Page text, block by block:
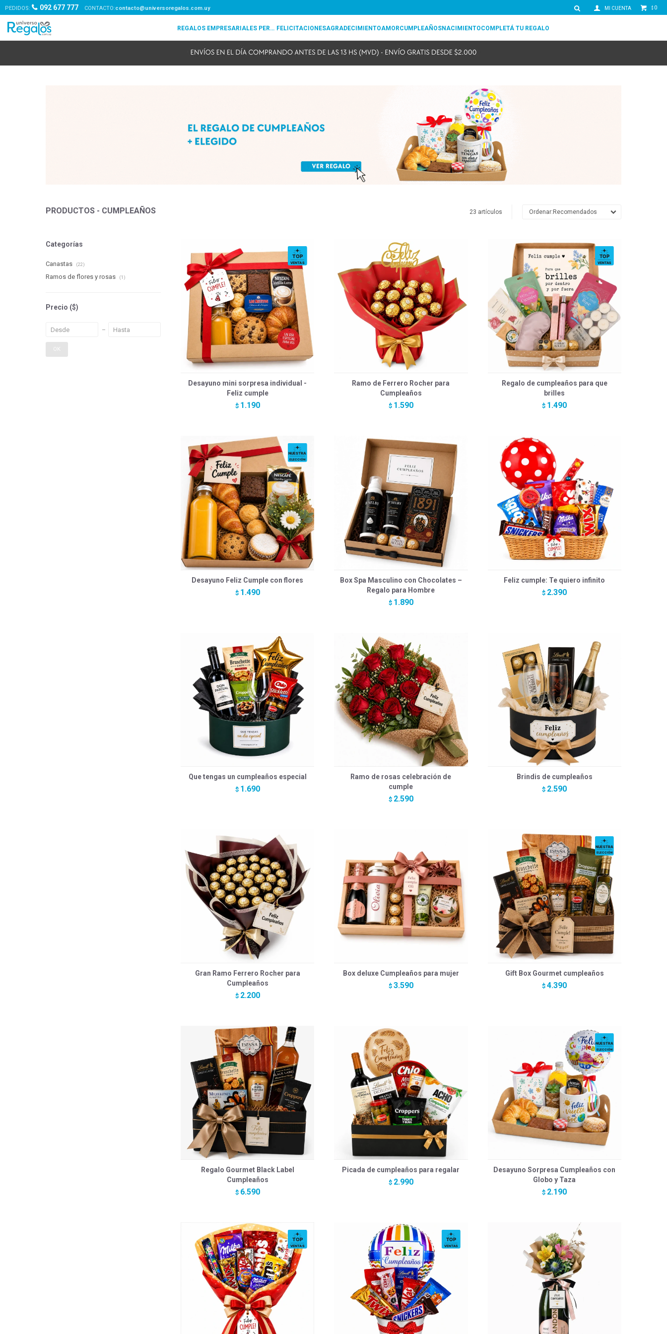
REGALOS EMPRESARIALES PERSONALIZADOS FELICITACIONESAGRADECIMIENTOAMORCUMPLEAÑOSNACIMIENTOCOMPLETÁ TU REGALO
$ 0
PEDIDOS: 092 677 777 contacto@universoregalos.com.uy
PRODUCTOS - CUMPLEAÑOS 23 artículos Recomendados
Desayuno mini sorpresa individual -
Feliz cumple
$ 1.190
Ramo de Ferrero Rocher para
Cumpleaños
$ 1.590
Regalo de cumpleaños para que
brilles
$ 1.490
Desayuno Feliz Cumple con flores
$ 1.490
Box Spa Masculino con Chocolates –
Regalo para Hombre
$ 1.890
Feliz cumple: Te quiero infinito
$ 2.390
Que tengas un cumpleaños especial
$ 1.690
Ramo de rosas celebración de
cumple
$ 2.590
Brindis de cumpleaños
$ 2.590
Gran Ramo Ferrero Rocher para
Cumpleaños
$ 2.200
Box deluxe Cumpleaños para mujer
$ 3.590
Gift Box Gourmet cumpleaños
$ 4.390
Regalo Gourmet Black Label
Cumpleaños
$ 6.590
Picada de cumpleaños para regalar
$ 2.990
Desayuno Sorpresa Cumpleaños con
Globo y Taza
$ 2.190
Categorías
Canastas (22)
Ramos de flores y rosas (1)
Precio ($)
OK